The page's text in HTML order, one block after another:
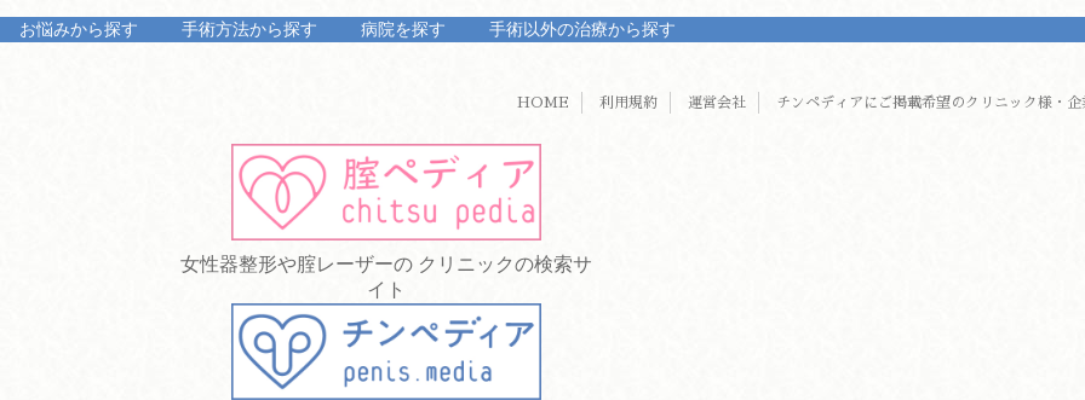
お悩みから探す 手術方法から探す 病院を探す 手術以外の治療から探す
HOME 利用規約 運営会社 チンペディアにご掲載希望のクリニック様・企
女性器整形や腟レーザーの クリニックの検索サ
イト